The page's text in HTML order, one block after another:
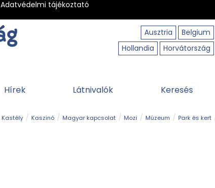
Adatvédelmi tájékoztató
Ausztria
Belgium
Hollandia
Horvátország
Hírek Látnivalók Keresés
Kastély Kaszinó Magyar kapcsolat Mozi Múzeum Park és kert